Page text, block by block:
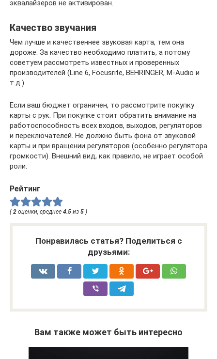
эквалайзеров не активирован.
Качество звучания
Чем лучше и качественнее звуковая карта, тем она
дороже. За качество необходимо платить, а потому
советуем рассмотреть известных и проверенных
производителей (Line 6, Focusrite, BEHRINGER, M-Audio и
т.д.).
Если ваш бюджет ограничен, то рассмотрите покупку
карты с рук. При покупке стоит обратить внимание на
работоспособность всех входов, выходов, регуляторов
и переключателей. Не должно быть фона от звуковой
карты и при вращении регуляторов (особенно регулятора
громкости). Внешний вид, как правило, не играет особой
роли.
Рейтинг
( 2 оценки, среднее 4.5 из 5 )
Понравилась статья? Поделиться с
друзьями:
Вам также может быть интересно